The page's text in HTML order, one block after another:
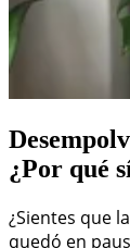
¿Por qué
¿Sientes que
quedó en